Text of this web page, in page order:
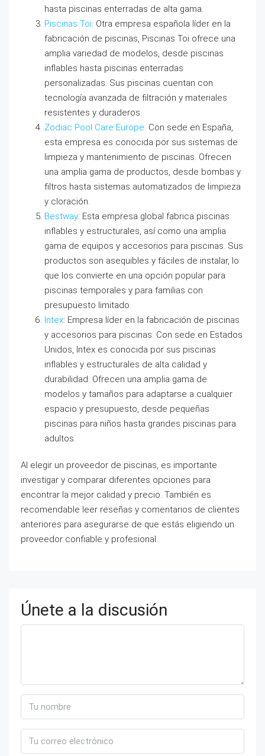
hasta piscinas enterradas de alta gama.
Piscinas Toi: Otra empresa española líder en la
fabricación de piscinas, Piscinas Toi ofrece una
amplia variedad de modelos, desde piscinas
inflables hasta piscinas enterradas
personalizadas. Sus piscinas cuentan con
tecnología avanzada de filtración y materiales
resistentes y duraderos.
Zodiac Pool Care Europe: Con sede en España,
esta empresa es conocida por sus sistemas de
limpieza y mantenimiento de piscinas. Ofrecen
una amplia gama de productos, desde bombas y
filtros hasta sistemas automatizados de limpieza
y cloración.
Bestway: Esta empresa global fabrica piscinas
inflables y estructurales, así como una amplia
gama de equipos y accesorios para piscinas. Sus
productos son asequibles y fáciles de instalar, lo
que los convierte en una opción popular para
piscinas temporales y para familias con
presupuesto limitado.
Intex: Empresa líder en la fabricación de piscinas
y accesorios para piscinas. Con sede en Estados
Unidos, Intex es conocida por sus piscinas
inflables y estructurales de alta calidad y
durabilidad. Ofrecen una amplia gama de
modelos y tamaños para adaptarse a cualquier
espacio y presupuesto, desde pequeñas
piscinas para niños hasta grandes piscinas para
adultos.
Al elegir un proveedor de piscinas, es importante
investigar y comparar diferentes opciones para
encontrar la mejor calidad y precio. También es
recomendable leer reseñas y comentarios de clientes
anteriores para asegurarse de que estás eligiendo un
proveedor confiable y profesional.
Únete a la discusión